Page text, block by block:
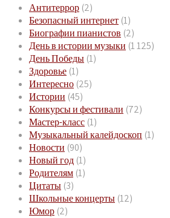
Антитеррор (2)
Безопасный интернет (1)
Биографии пианистов (2)
День в истории музыки (1 125)
День Победы (1)
Здоровье (1)
Интересно (25)
Истории (45)
Конкурсы и фестивали (72)
Мастер-класс (1)
Музыкальный калейдоскоп (1)
Новости (90)
Новый год (1)
Родителям (1)
Цитаты (3)
Школьные концерты (12)
Юмор (2)